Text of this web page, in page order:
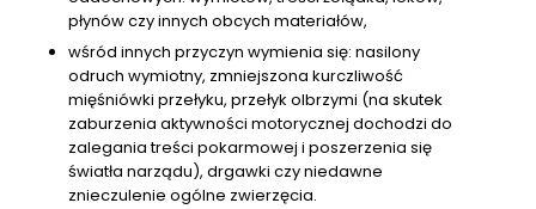
płynów czy innych obcych materiałów,
wśród innych przyczyn wymienia się: nasilony
odruch wymiotny, zmniejszona kurczliwość
mięśniówki przełyku, przełyk olbrzymi (na skutek
zaburzenia aktywności motorycznej dochodzi do
zalegania treści pokarmowej i poszerzenia się
światła narządu), drgawki czy niedawne
znieczulenie ogólne zwierzęcia.